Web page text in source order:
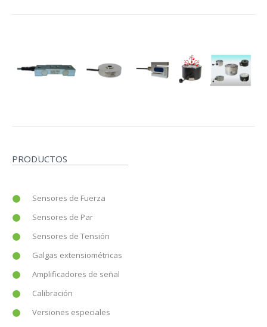
PRODUCTOS
Sensores de Fuerza
Sensores de Par
Sensores de Tensión
Galgas extensiométricas
Amplificadores de señal
Calibración
Versiones especiales